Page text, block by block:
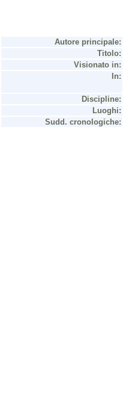
Autore principale:
Titolo:
Visionato in:
In:
Discipline:
Luoghi:
Sudd. cronologiche: